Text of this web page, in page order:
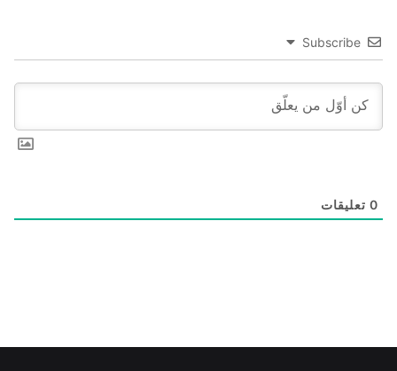
Subscribe
0 تعليقات